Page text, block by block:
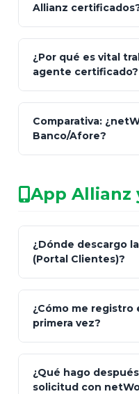
Allianz
Seguros y Fianzas
netWorth
patrimonio con
redes sociales.
¿Por qué es vital
agente certificado?
legalmente
Comparativa:
Banco/Afore?
Característica
Fiscalidad
App Allianz
¿Dónde descargo
(Portal Clientes)?
Client"
App Store (iOS)
¿Cómo me registro
primera vez?
Bienvenida
¿Qué hago
solicitud con